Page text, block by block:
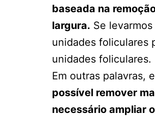
baseada na
largura. Se
unidades foliculares
unidades foliculares.
Em outras palavras,
possível remover
necessário ampliar